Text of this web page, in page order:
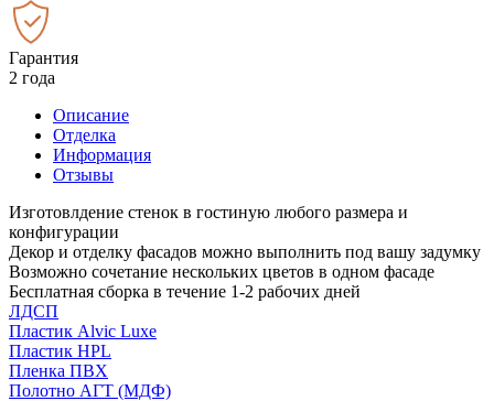
Гарантия
2 года
Описание
Отделка
Информация
Отзывы
Изготовлдение стенок в гостиную любого размера и
конфигурации
Декор и отделку фасадов можно выполнить под вашу задумку
Возможно сочетание нескольких цветов в одном фасаде
Бесплатная сборка в течение 1-2 рабочих дней
ЛДСП
Пластик Alvic Luxe
Пластик HPL
Пленка ПВХ
Полотно АГТ (МДФ)